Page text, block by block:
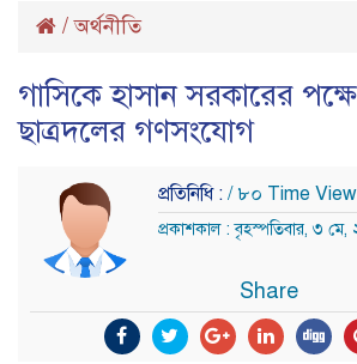
/অর্থনীতি
গাসিকে হাসান সরকারের পক্ষে
ছাত্রদলের গণসংযোগ
প্রতিনিধি : / ৮০ Time View
প্রকাশকাল : বৃহস্পতিবার, ৩
Share